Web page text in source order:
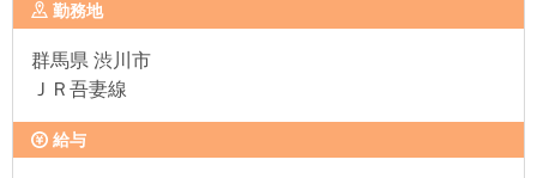
勤務地
群馬県 渋川市
ＪＲ吾妻線
給与